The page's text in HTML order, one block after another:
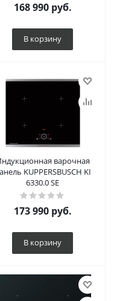
168 990руб.
В корзину
варочная
KUPPERSBUSCH KI
6330.0 SE
173 990руб.
В корзину